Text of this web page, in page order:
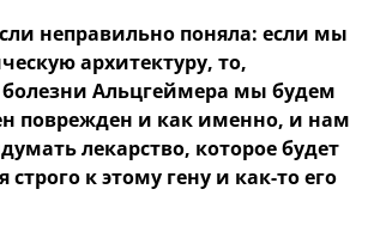
неправильно поняла: если мы
архитектуру, то,
Альцгеймера мы будем
поврежден и как именно, и нам
лекарство, которое будет
строго к этому гену и как-то его